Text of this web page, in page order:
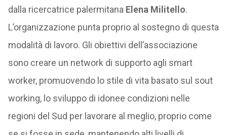
dalla ricercatrice palermitana Elena Militello.
L’organizzazione punta proprio al sostegno di questa
modalità di lavoro. Gli obiettivi dell’associazione
sono creare un network di supporto agli smart
worker, promuovendo lo stile di vita basato sul sout
working, lo sviluppo di idonee condizioni nelle
regioni del Sud per lavorare al meglio, proprio come